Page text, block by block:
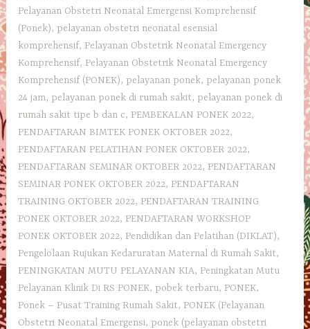
Pelayanan Obstetri Neonatal Emergensi Komprehensif
(Ponek), pelayanan obstetri neonatal esensial
komprehensif, Pelayanan Obstetrik Neonatal Emergency
Komprehensif, Pelayanan Obstetrik Neonatal Emergency
Komprehensif (PONEK), pelayanan ponek, pelayanan ponek
24 jam, pelayanan ponek di rumah sakit, pelayanan ponek di
rumah sakit tipe b dan c, PEMBEKALAN PONEK 2022,
PENDAFTARAN BIMTEK PONEK OKTOBER 2022,
PENDAFTARAN PELATIHAN PONEK OKTOBER 2022,
PENDAFTARAN SEMINAR OKTOBER 2022, PENDAFTARAN
SEMINAR PONEK OKTOBER 2022, PENDAFTARAN
TRAINING OKTOBER 2022, PENDAFTARAN TRAINING
PONEK OKTOBER 2022, PENDAFTARAN WORKSHOP
PONEK OKTOBER 2022, Pendidikan dan Pelatihan (DIKLAT),
Pengelolaan Rujukan Kedaruratan Maternal di Rumah Sakit,
PENINGKATAN MUTU PELAYANAN KIA, Peningkatan Mutu
Pelayanan Klinik Di RS PONEK, pobek terbaru, PONEK,
Ponek – Pusat Training Rumah Sakit, PONEK (Pelayanan
Obstetri Neonatal Emergensi, ponek (pelayanan obstetri